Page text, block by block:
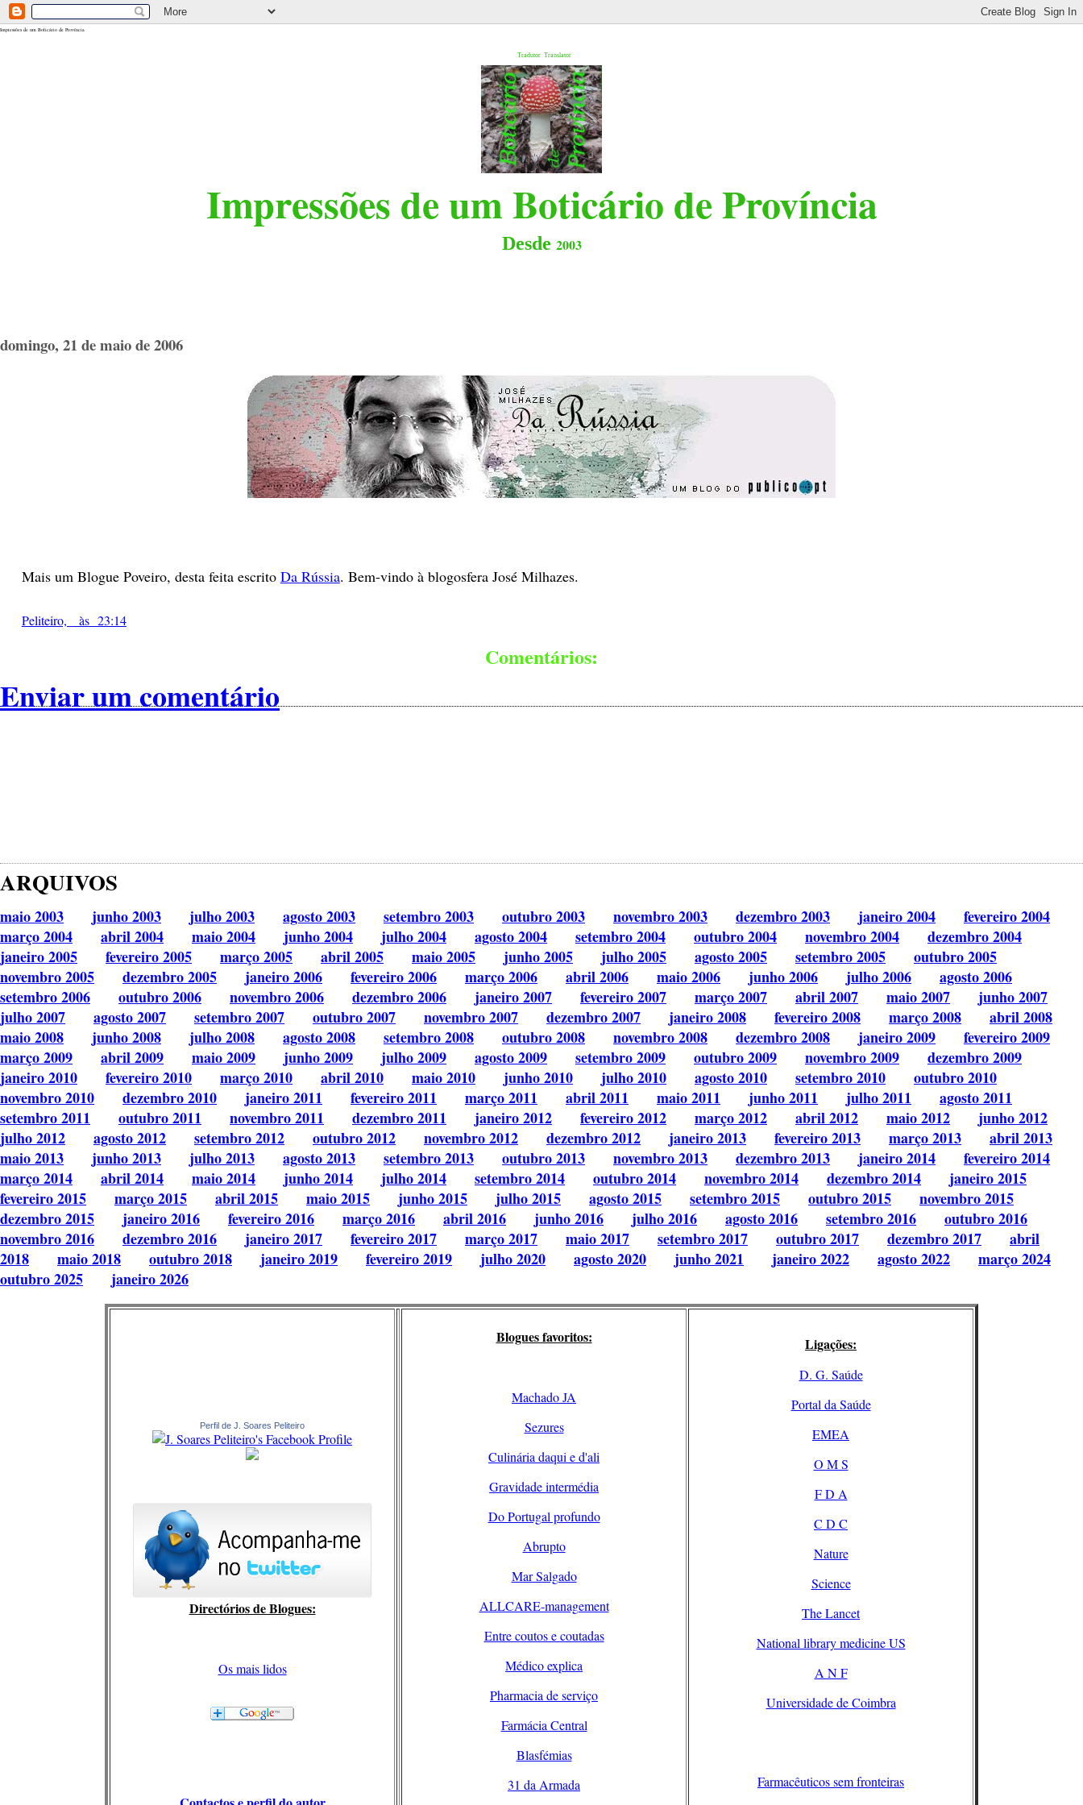
<$BlogRSDUrl$>
Impressões de um Boticário de Província
Tradutor Translator
Impressões de um Boticário de Província
Desde 2003
domingo, 21 de maio de 2006
Mais um Blogue Poveiro, desta feita escrito Da Rússia. Bem-vindo à blogosfera José Milhazes.
Peliteiro, às 23:14
Comentários:
Enviar um comentário
ARQUIVOS
maio 2003 junho 2003 julho 2003 agosto 2003 setembro 2003 outubro 2003 novembro 2003 dezembro 2003 janeiro 2004
fevereiro 2004
março 2004
abril 2004 maio 2004 junho 2004 julho 2004 agosto 2004 setembro 2004 outubro 2004 novembro 2004
dezembro 2004
janeiro 2005
fevereiro 2005 março 2005 abril 2005 maio 2005 junho 2005 julho 2005 agosto 2005 setembro 2005
outubro 2005
novembro 2005
dezembro 2005 janeiro 2006 fevereiro 2006 março 2006 abril 2006 maio 2006 junho 2006 julho 2006
agosto 2006
setembro 2006
outubro 2006 novembro 2006 dezembro 2006 janeiro 2007 fevereiro 2007 março 2007 abril 2007 maio 2007
junho 2007
julho 2007
agosto 2007 setembro 2007 outubro 2007 novembro 2007 dezembro 2007 janeiro 2008 fevereiro 2008 março 2008
abril 2008
maio 2008
junho 2008 julho 2008 agosto 2008 setembro 2008 outubro 2008 novembro 2008 dezembro 2008 janeiro 2009
fevereiro 2009
março 2009
abril 2009 maio 2009 junho 2009 julho 2009 agosto 2009 setembro 2009 outubro 2009 novembro 2009
dezembro 2009
janeiro 2010
fevereiro 2010 março 2010 abril 2010 maio 2010 junho 2010 julho 2010 agosto 2010 setembro 2010
outubro 2010
novembro 2010
dezembro 2010 janeiro 2011 fevereiro 2011 março 2011 abril 2011 maio 2011 junho 2011 julho 2011
agosto 2011
setembro 2011
outubro 2011 novembro 2011 dezembro 2011 janeiro 2012 fevereiro 2012 março 2012 abril 2012 maio 2012
junho 2012
julho 2012
agosto 2012 setembro 2012 outubro 2012 novembro 2012 dezembro 2012 janeiro 2013 fevereiro 2013 março 2013
abril 2013
maio 2013
junho 2013 julho 2013 agosto 2013 setembro 2013 outubro 2013 novembro 2013 dezembro 2013 janeiro 2014
fevereiro 2014
março 2014
abril 2014 maio 2014 junho 2014 julho 2014 setembro 2014 outubro 2014 novembro 2014 dezembro 2014
janeiro 2015
fevereiro 2015
março 2015 abril 2015 maio 2015 junho 2015 julho 2015 agosto 2015 setembro 2015 outubro 2015
novembro 2015
dezembro 2015
janeiro 2016 fevereiro 2016 março 2016 abril 2016 junho 2016 julho 2016 agosto 2016 setembro 2016
outubro 2016
novembro 2016
dezembro 2016 janeiro 2017 fevereiro 2017 março 2017 maio 2017 setembro 2017 outubro 2017 dezembro 2017
abril
2018
maio 2018 outubro 2018 janeiro 2019 fevereiro 2019 julho 2020 agosto 2020 junho 2021 janeiro 2022 agosto 2022
março 2024
outubro 2025
janeiro 2026
Perfil de J. Soares Peliteiro
Directórios de Blogues:
Os mais lidos
Blogues favoritos:
Machado JA
Sezures
Culinária daqui e d'ali
Gravidade intermédia
Do Portugal profundo
Abrupto
Mar Salgado
ALLCARE-management
Entre coutos e coutadas
Médico explica
Pharmacia de serviço
Farmácia Central
Blasfémias
31 da Armada
Ligações:
D. G. Saúde
Portal da Saúde
EMEA
O M S
F D A
C D C
Nature
Science
The Lancet
National library medicine US
A N F
Universidade de Coimbra
Farmacêuticos sem fronteiras